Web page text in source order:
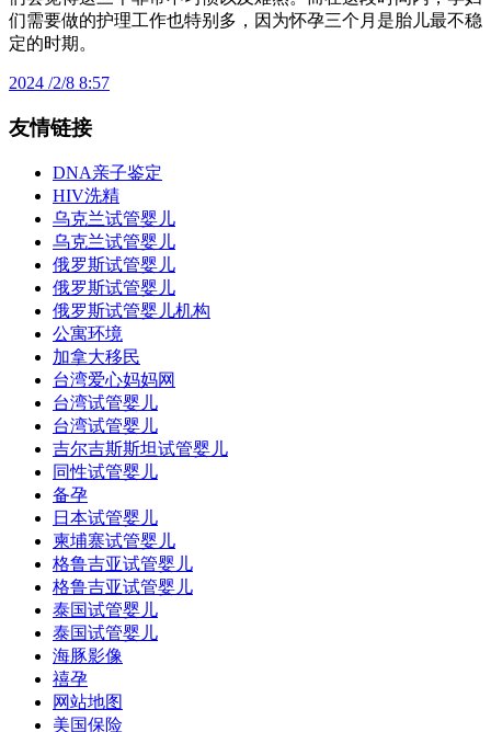
们需要做的护理工作也特别多，因为怀孕三个月是胎儿最不稳
定的时期。
2024 /2/8 8:57
友情链接
DNA亲子鉴定
HIV洗精
乌克兰试管婴儿
乌克兰试管婴儿
俄罗斯试管婴儿
俄罗斯试管婴儿
俄罗斯试管婴儿机构
公寓环境
加拿大移民
台湾爱心妈妈网
台湾试管婴儿
台湾试管婴儿
吉尔吉斯斯坦试管婴儿
同性试管婴儿
备孕
日本试管婴儿
柬埔寨试管婴儿
格鲁吉亚试管婴儿
格鲁吉亚试管婴儿
泰国试管婴儿
泰国试管婴儿
海豚影像
禧孕
网站地图
美国保险